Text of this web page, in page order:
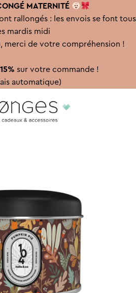
MATERNITÉ
rallongés : les envois se font tous
mardis midi
merci de votre compréhension !
sur votre commande !
automatique)